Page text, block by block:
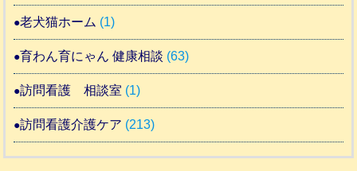
老犬猫ホーム (1)
育わん育にゃん 健康相談 (63)
訪問看護 相談室 (1)
訪問看護介護ケア (213)